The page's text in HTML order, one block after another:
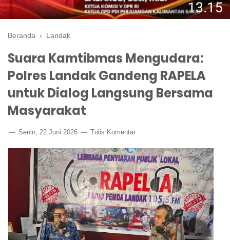
Beranda › Landak
Suara Kamtibmas Mengudara:
Polres Landak Gandeng RAPELA
untuk Dialog Langsung Bersama
Masyarakat
Senin, 22 Juni 2026 Tulis Komentar